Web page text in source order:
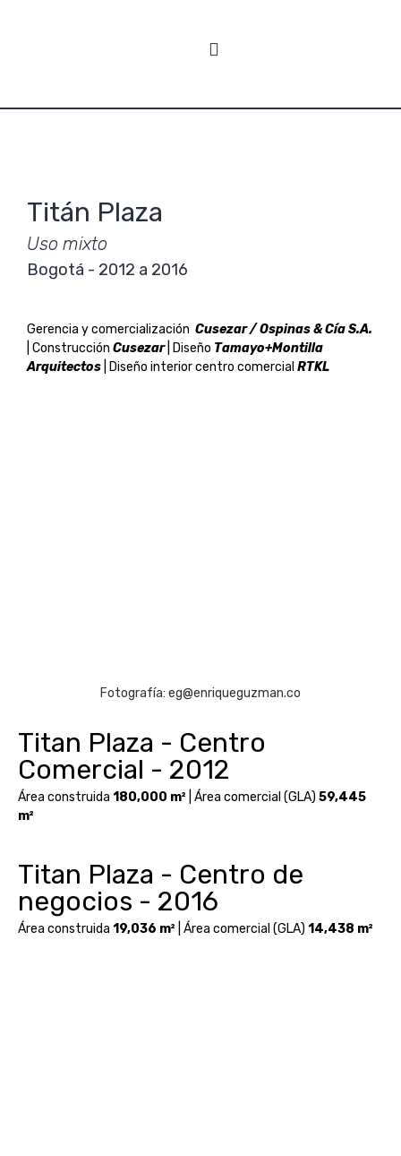
Titán Plaza
Uso mixto
Bogotá - 2012 a 2016
Gerencia y comercialización Cusezar /Ospinas&CíaS.A.
| Construcción Cusezar| Diseño Tamayo+Montilla
Arquitectos | Diseño interior centro comercial RTKL
Fotografía: eg@enriqueguzman.co
Titan Plaza - Centro
Comercial - 2012
Área construida 180,000 m² | Área comercial (GLA) 59,445
m²
Titan Plaza - Centro de
negocios - 2016
Área construida 19,036 m² | Área comercial (GLA) 14,438 m²